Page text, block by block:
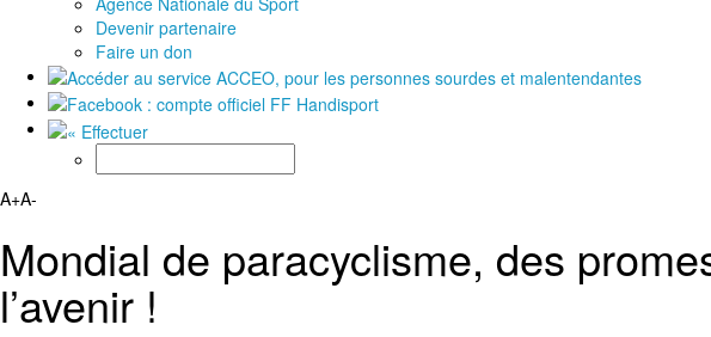
Devenir partenaire
Faire un don
A+A-
Mondial de paracyclisme, des
l’avenir !